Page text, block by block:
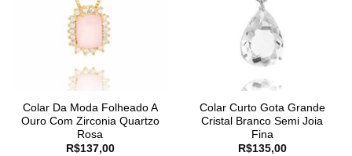
Colar Da Moda Folheado A
Ouro Com Zirconia Quartzo
Rosa
R$137,00
Colar Curto Gota Grande
Cristal Branco Semi Joia
Fina
R$135,00